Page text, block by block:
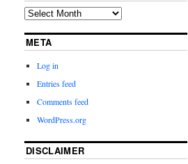
META
Log in
Entries feed
Comments feed
WordPress.org
DISCLAIMER